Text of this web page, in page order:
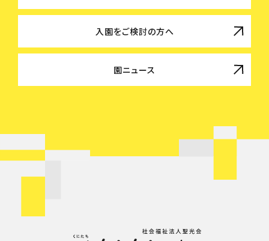
入園をご検討の方へ
園ニュース